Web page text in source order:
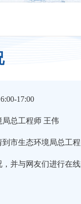
17:00
总工程师 王伟
市生态环境局总工
并与网友们进行在线